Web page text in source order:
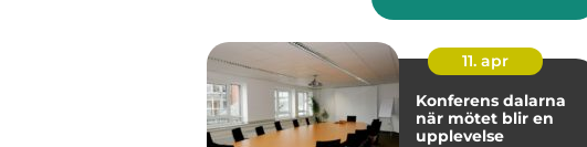
11. apr
Konferens dalarna
när mötet blir en
upplevelse